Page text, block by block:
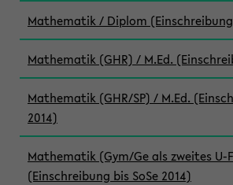
Mathematik / Diplom (Einschreibung
Mathematik (GHR) / M.Ed.
Mathematik (GHR/SP) / M.Ed.
2014)
Mathematik (Gym/Ge als zweites U-
(Einschreibung bis SoSe 2014)